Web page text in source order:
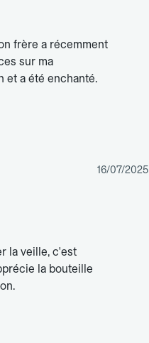
frère a récemment
sur ma
et a été enchanté.
16/07/2025
la veille, c'est
la bouteille